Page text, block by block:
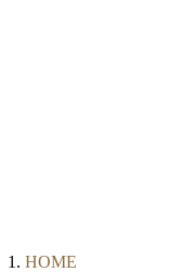
HOME